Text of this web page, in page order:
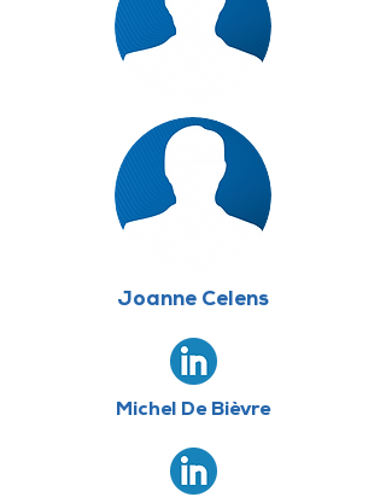
Joanne Celens
Michel De Bièvre